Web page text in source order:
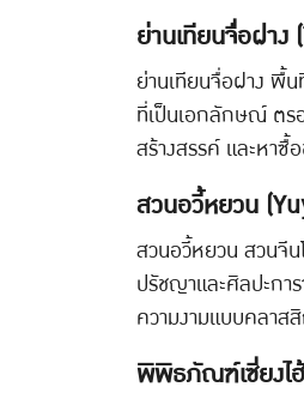
ย่านเทียนจื่อฝา
ย่านเทียนจื่อฝาง พื้
ที่เป็นเอกลักษณ์ ตร
สร้างสรรค์ และหาซื้
สวนอวี้หยวน
สวนอวี้หยวน สวนจี
ปรัชญาและศิลปะกา
ความงามแบบคลาส
พิพิธภัณฑ์เซี่ยงไ